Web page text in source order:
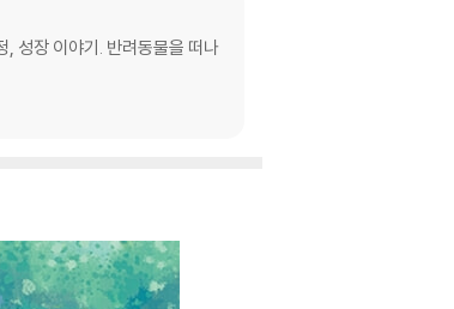
, 성장 이야기. 반려동물을 떠나